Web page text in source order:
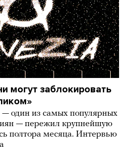
могут заблокировать
один из самых популярных
— пережил крупнейшую
полтора месяца. Интервью